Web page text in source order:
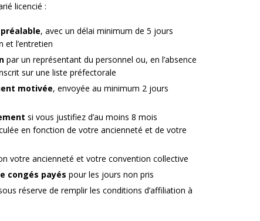
licencié :
, avec un délai minimum de 5 jours
et l’entretien
par un représentant du personnel ou, en l’absence
sur une liste préfectorale
motivée, envoyée au minimum 2 jours
si vous justifiez d’au moins 8 mois
en fonction de votre ancienneté et de votre
votre ancienneté et votre convention collective
congés payés pour les jours non pris
réserve de remplir les conditions d’affiliation à